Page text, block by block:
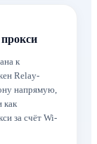
к
Relay-
напрямую,
как
за счёт Wi-